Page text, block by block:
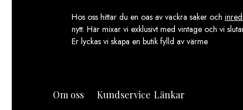
Hos oss hittar du en oas av vackra saker och
nytt. Här mixar vi exklusivt med vintage och vi
Er lyckas vi skapa en butik fylld av värme
Om oss Kundservice Länkar